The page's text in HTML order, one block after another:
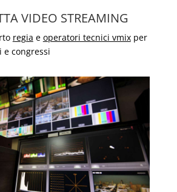
VIDEO STREAMING
regia e operatori tecnici vmixper
e congressi